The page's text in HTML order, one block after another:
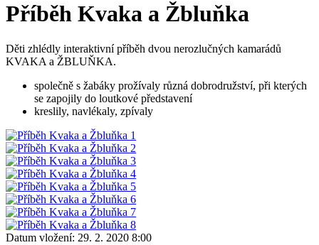
Příběh Kvaka a Žbluňka
Děti zhlédly interaktivní příběh dvou nerozlučných kamarádů
KVAKA a ŽBLUŇKA.
společně s žabáky prožívaly různá dobrodružství, při kterých
se zapojily do loutkové představení
kreslily, navlékaly, zpívaly
Datum vložení: 29. 2. 2020 8:00